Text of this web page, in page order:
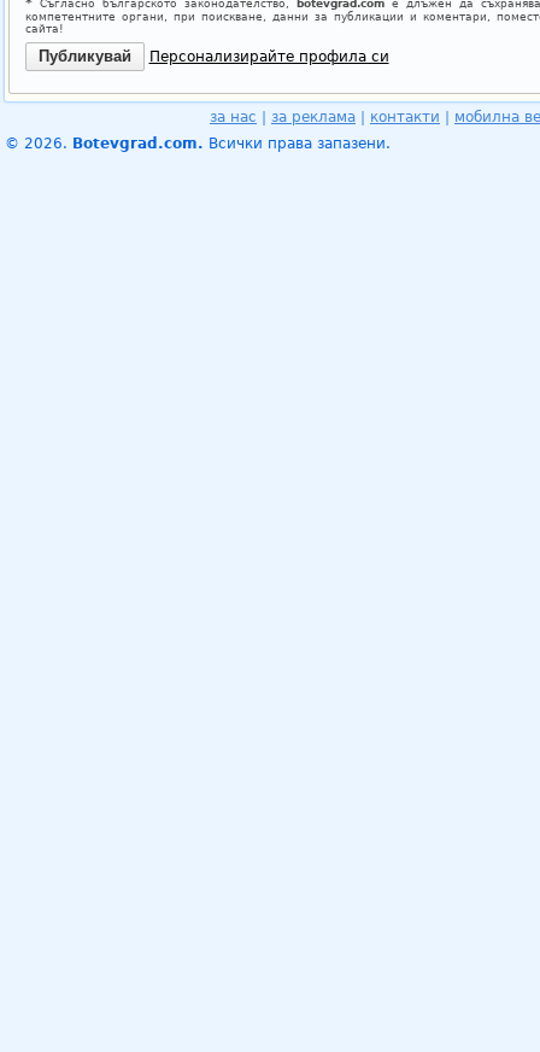
*Съгласно българското законодателство, botevgrad.comе длъжен да
компетентните органи, при поискване, данни за публикации и коментари,
сайта!
Персонализирайте профила си
за нас за реклама контакти
мобилна
© 2026. Botevgrad.com. Всички права запазени.